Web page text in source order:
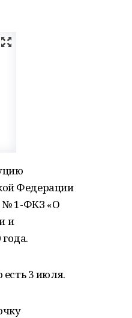
Федерации
№ 1-ФКЗ «О
и
есть 3 июля.